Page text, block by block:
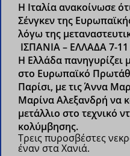
H Ιταλία ανακοίνωσε
Σένγκεν της
λόγω της
ΙΣΠΑΝΙΑ – ΕΛΛΑΔΑ 7-11
H Ελλάδα πανηγυρίζει
στο Ευρωπαϊκό
Παρίσι, με τις Άννα
Μαρίνα Αλεξανδρή να
μετάλλιο στο τεχνικό
κολύμβησης.
Τρεις πυροσβέστες
έναν στα Χανιά.